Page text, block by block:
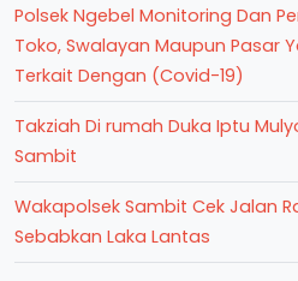
Polsek Ngebel Monitoring Dan
Toko, Swalayan Maupun Pasar
Terkait Dengan (Covid-19)
Takziah Di rumah Duka Iptu
Sambit
Wakapolsek Sambit Cek Jalan
Sebabkan Laka Lantas